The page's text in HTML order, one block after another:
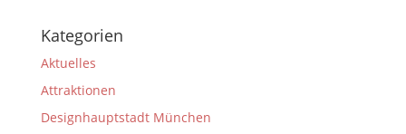
Kategorien
Aktuelles
Attraktionen
Designhauptstadt München